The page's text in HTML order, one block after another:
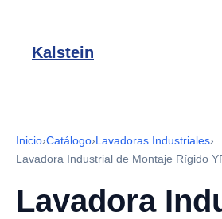
Kalstein
Inicio›Catálogo›Lavadoras Industriales›
Lavadora Industrial de Montaje Rígido
Lavadora